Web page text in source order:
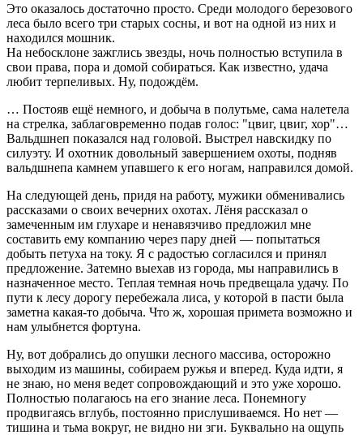
Это оказалось достаточно просто. Среди молодого березового
леса было всего три старых сосны, и вот на одной из них и
находился мошник.
На небосклоне зажглись звезды, ночь полностью вступила в
свои права, пора и домой собираться. Как известно, удача
любит терпеливых. Ну, подождём.
… Постояв ещё немного, и добыча в полутьме, сама налетела
на стрелка, заблаговременно подав голос: "цвиг, цвиг, хор"…
Вальдшнеп показался над головой. Выстрел навскидку по
силуэту. И охотник довольный завершением охоты, подняв
вальдшнепа камнем упавшего к его ногам, направился домой.
На следующей день, придя на работу, мужики обменивались
рассказами о своих вечерних охотах. Лёня рассказал о
замеченным им глухаре и ненавязчиво предложил мне
составить ему компанию через пару дней — попытаться
добыть петуха на току. Я с радостью согласился и принял
предложение. Затемно выехав из города, мы направились в
назначенное место. Теплая темная ночь предвещала удачу. По
пути к лесу дорогу перебежала лиса, у которой в пасти была
заметна какая-то добыча. Что ж, хорошая примета возможно и
нам улыбнется фортуна.
Ну, вот добрались до опушки лесного массива, осторожно
выходим из машины, собираем ружья и вперед. Куда идти, я
не знаю, но меня ведет сопровождающий и это уже хорошо.
Полностью полагаюсь на его знание леса. Понемногу
продвигаясь вглубь, постоянно прислушиваемся. Но нет —
тишина и тьма вокруг, не видно ни зги. Буквально на ощупь